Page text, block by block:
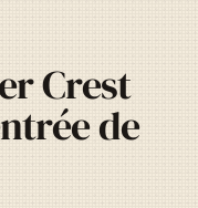
Crest
de